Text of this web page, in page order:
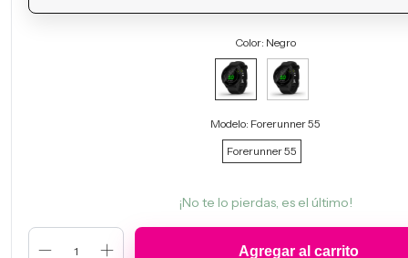
Color: Negro
Modelo: Forerunner 55
Forerunner 55
¡No te lo pierdas, es el último!